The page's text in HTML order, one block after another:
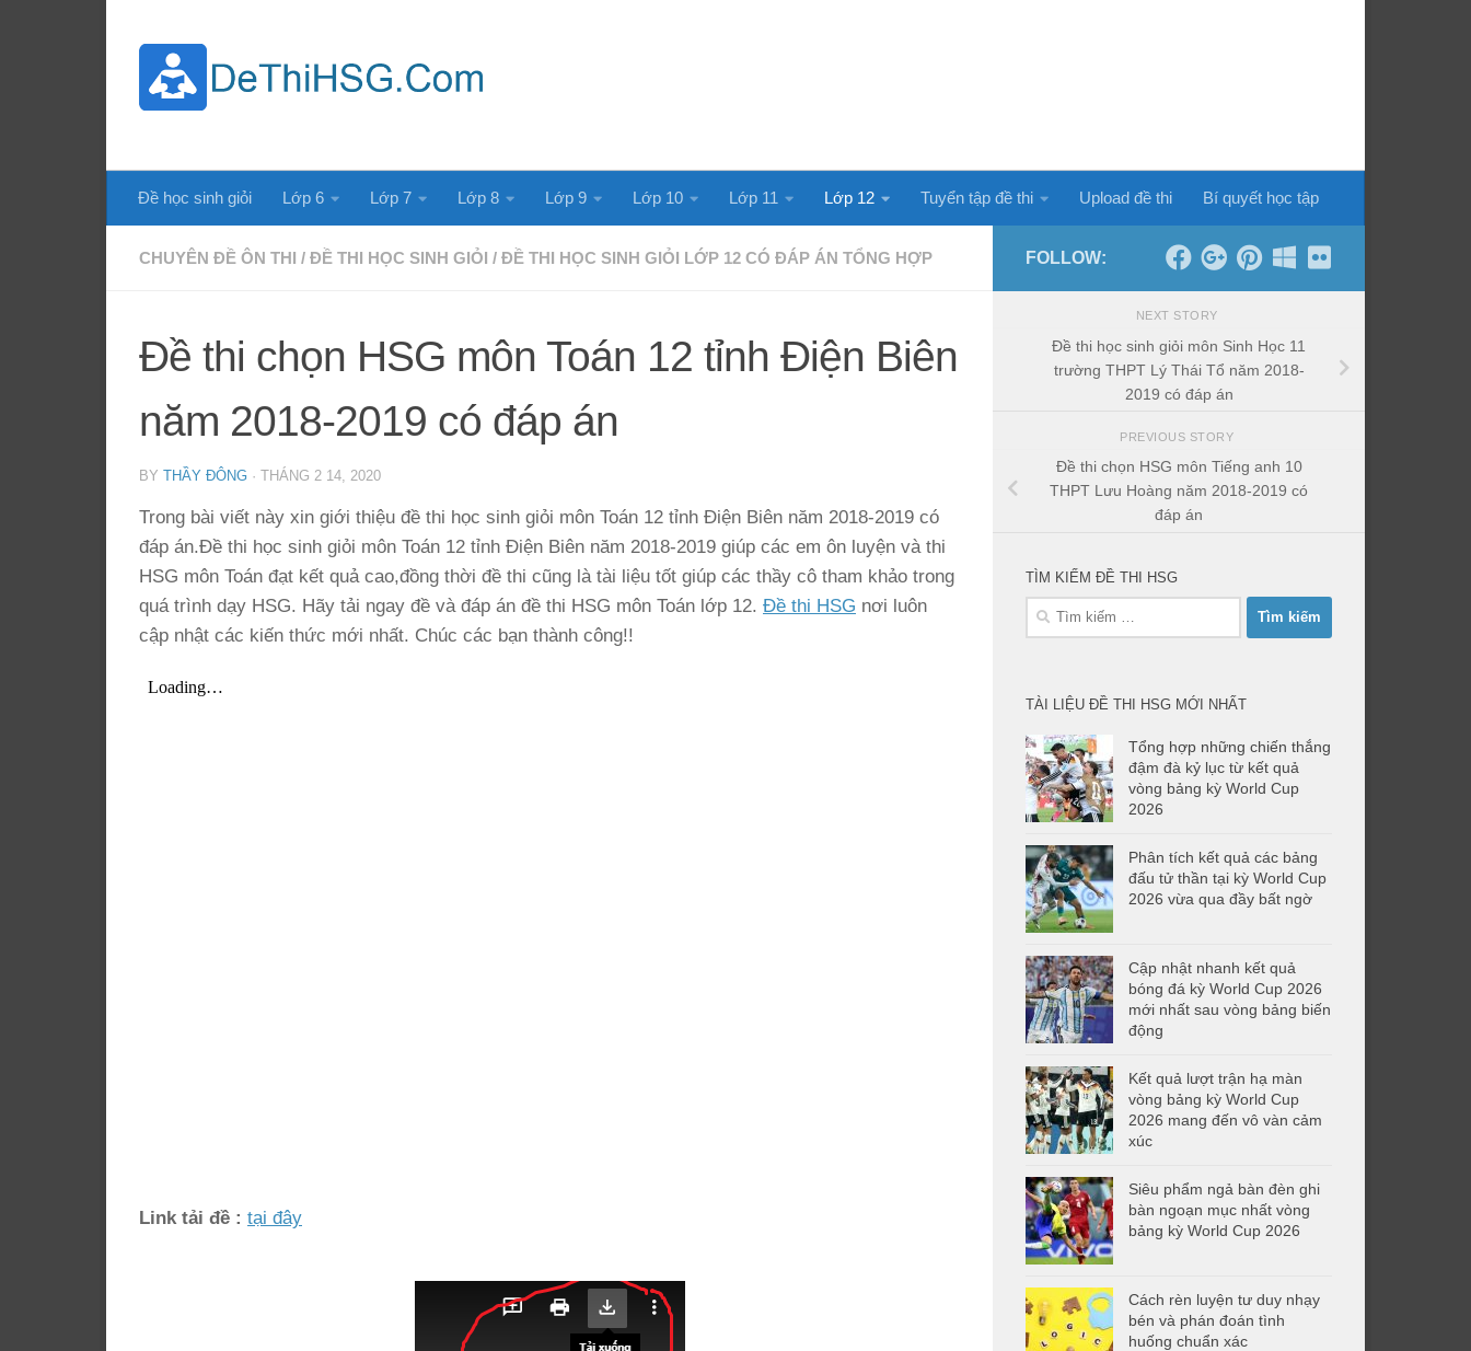
Đề học sinh giỏi Lớp 6 Lớp 7 Lớp 8 Lớp 9 Lớp 10 Lớp 11 Lớp 12 Tuyển tập đề thi Upload đề thi Bí quyết học tập
CHUYÊN ĐỀ ÔN THI / ĐỀ THI HỌC SINH GIỎI / ĐỀ THI HỌC SINH GIỎI LỚP 12 CÓ ĐÁP ÁN TỔNG HỢP
Đề thi chọn HSG môn Toán 12 tỉnh Điện Biên
năm 2018-2019 có đáp án
BY THẦY ĐÔNG · THÁNG 2 14, 2020
Trong bài viết này xin giới thiệu đề thi học sinh giỏi môn Toán 12 tỉnh Điện Biên năm 2018-2019 có
đáp án.Đề thi học sinh giỏi môn Toán 12 tỉnh Điện Biên năm 2018-2019 giúp các em ôn luyện và thi
HSG môn Toán đạt kết quả cao,đồng thời đề thi cũng là tài liệu tốt giúp các thầy cô tham khảo trong
quá trình dạy HSG. Hãy tải ngay đề và đáp án đề thi HSG môn Toán lớp 12. Đề thi HSG nơi luôn
cập nhật các kiến thức mới nhất. Chúc các bạn thành công!!
Link tải đề : tại đây
FOLLOW:
NEXT STORY
Đề thi học sinh giỏi môn Sinh Học 11
trường THPT Lý Thái Tổ năm 2018-
2019 có đáp án
PREVIOUS STORY
Đề thi chọn HSG môn Tiếng anh 10
THPT Lưu Hoàng năm 2018-2019 có
đáp án
TÌM KIẾM ĐỀ THI HSG
Tìm
TÀI LIỆU ĐỀ THI HSG MỚI NHẤT
Tổng hợp những chiến thắng
đậm đà kỷ lục từ kết quả
vòng bảng kỳ World Cup
2026
Phân tích kết quả các bảng
đấu tử thần tại kỳ World Cup
2026 vừa qua đầy bất ngờ
Cập nhật nhanh kết quả
bóng đá kỳ World Cup 2026
mới nhất sau vòng bảng biến
động
Kết quả lượt trận hạ màn
vòng bảng kỳ World Cup
2026 mang đến vô vàn cảm
xúc
Siêu phẩm ngả bàn đèn ghi
bàn ngoạn mục nhất vòng
bảng kỳ World Cup 2026
Cách rèn luyện tư duy nhạy
bén và phán đoán tình
huống chuẩn xác